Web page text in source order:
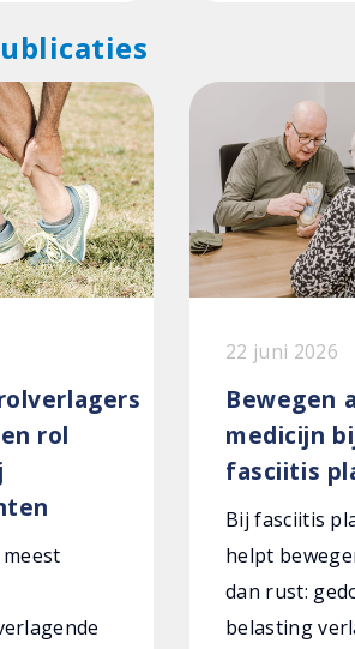
rol
22 juni 2026
Bewegen
medicijn
fasciitis
Bij fasciitis
helpt
dan rust:
belasting